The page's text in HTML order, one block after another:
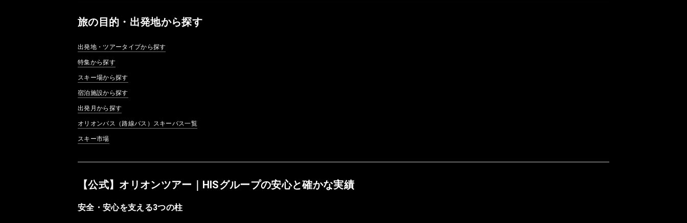
旅の目的・出発地から探す
出発地・ツアータイプから探す
特集から探す
スキー場から探す
宿泊施設から探す
出発月から探す
オリオンバス（路線バス）スキーバス一覧
スキー市場
【公式】オリオンツアー｜HISグループの安心と確かな実績
安全・安心を支える3つの柱